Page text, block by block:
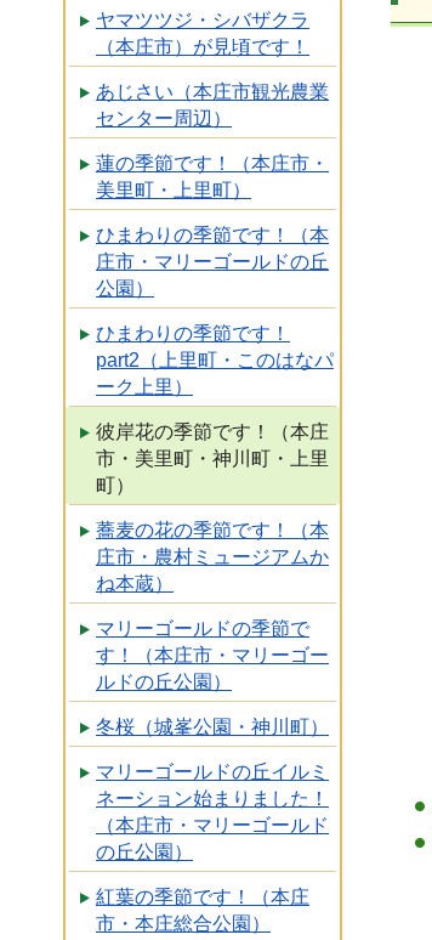
ヤマツツジ・シバザクラ
（本庄市）が見頃です！
あじさい（本庄市観光農業
センター周辺）
蓮の季節です！（本庄市・
美里町・上里町）
ひまわりの季節です！（本
庄市・マリーゴールドの丘
公園）
ひまわりの季節です！
part2（上里町・このはなパ
ーク上里）
彼岸花の季節です！（本庄
市・美里町・神川町・上里
町）
蕎麦の花の季節です！（本
庄市・農村ミュージアムか
ね本蔵）
マリーゴールドの季節で
す！（本庄市・マリーゴー
ルドの丘公園）
冬桜（城峯公園・神川町）
マリーゴールドの丘イルミ
ネーション始まりました！
（本庄市・マリーゴールド
の丘公園）
紅葉の季節です！（本庄
市・本庄総合公園）